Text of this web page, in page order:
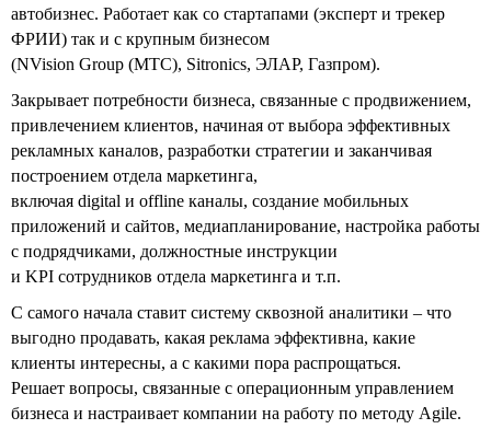
автобизнес. Работает как со стартапами (эксперт и трекер
ФРИИ) так и с крупным бизнесом
(NVision Group (МТС), Sitronics, ЭЛАР, Газпром).
Закрывает потребности бизнеса, связанные с продвижением,
привлечением клиентов, начиная от выбора эффективных
рекламных каналов, разработки стратегии и заканчивая
построением отдела маркетинга,
включая digital и offline каналы, создание мобильных
приложений и сайтов, медиапланирование, настройка работы
с подрядчиками, должностные инструкции
и KPI сотрудников отдела маркетинга и т.п.
С самого начала ставит систему сквозной аналитики – что
выгодно продавать, какая реклама эффективна, какие
клиенты интересны, а с какими пора распрощаться.
Решает вопросы, связанные с операционным управлением
бизнеса и настраивает компании на работу по методу Agile.